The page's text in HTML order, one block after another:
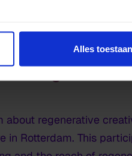
Alles toestaan
design
about regenerative
in Rotterdam. This